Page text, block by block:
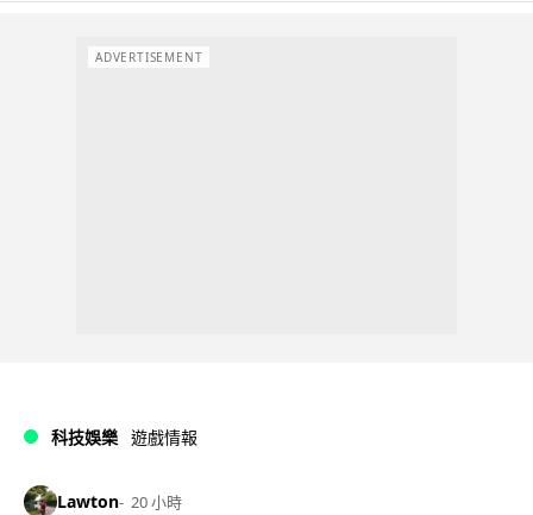
ADVERTISEMENT
科技娛樂 遊戲情報
Lawton 20 小時